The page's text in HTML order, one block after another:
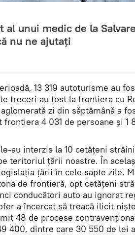
al unui medic de la
nu ne ajutați
13 319 autoturisme au
treceri au fost la frontiera cu
zi din săptămână a
4 031 de persoane și 1
au interzis la 10 cetățeni
teritoriul țării noastre. În
țării în cele șapte zile.
de frontieră, opt cetățeni
conducători auto au ignorat
a încercat să treacă ilicit
48 de procese
400, dintre care 30 550 de lei